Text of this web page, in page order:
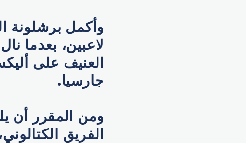
وأكمل برشلونة
لاعبين، بعدما
العنيف على
جارسيا.
ومن المقرر أن
الفريق الكتالوني، يوم 3